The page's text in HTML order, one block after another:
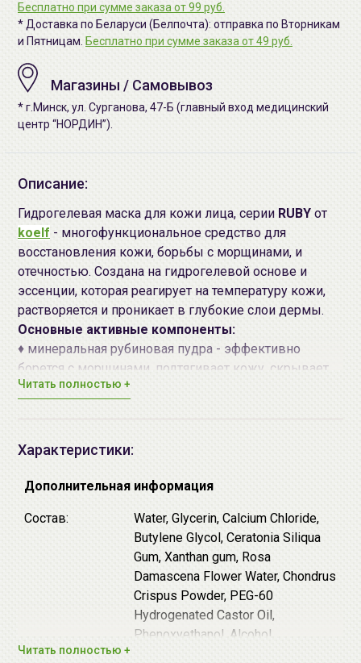
Бесплатно при сумме заказа от 99 руб.
* Доставка по Беларуси (Белпочта): отправка по Вторникам
и Пятницам. Бесплатно при сумме заказа от 49 руб.
Магазины / Самовывоз
* г.Минск, ул. Сурганова, 47-Б (главный вход медицинский
центр “НОРДИН”).
Описание:
Гидрогелевая маска для кожи лица, серии RUBY от
koelf - многофункциональное средство для
восстановления кожи, борьбы с морщинами, и
отечностью. Создана на гидрогелевой основе и
эссенции, которая реагирует на температуру кожи,
растворяется и проникает в глубокие слои дермы.
Основные активные компоненты:
♦ минеральная рубиновая пудра - эффективно
борется с морщинами, подтягивает кожу, скрывает
недостатки кожи за счет преломления света.
компоненты глубоко проникают в клетки кожи.
становится тоньше.
Маска рассчитана на одно применение.
Способ применения:
лицо используя специальные
косметические средства для очищения
2.Откройте упаковку, достаньте маску, расправьте
Читать полностью +
Характеристики:
Дополнительная информация
Состав:
Water, Glycerin, Calcium Chloride,
Butylene Glycol, Ceratonia Siliqua
Gum, Xanthan gum, Rosa
Damascena Flower Water, Chondrus
Crispus Powder, PEG-60
Hydrogenated Castor Oil,
Phenoxyethanol, Alcohol,
Читать полностью +